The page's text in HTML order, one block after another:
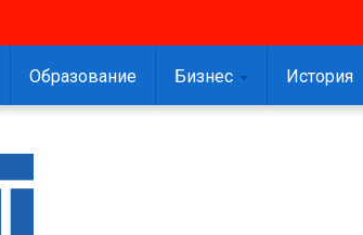
Образование Бизнес История